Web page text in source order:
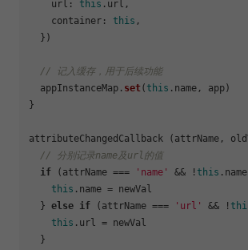
url : this . url ,
container : this ,
  })
// 记入缓存，用于后续功能
  appInstanceMap.
set(this . name , app)
}
attributeChangedCallback (attrName,
// 分别记录name及url的值
if (attrName === 'name' && ! this . name
this . name = newVal
  }
else if (attrName === 'url' && !
this . url = newVal
  }